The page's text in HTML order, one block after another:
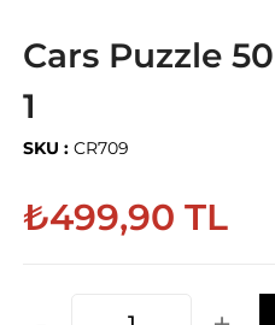
Cars Puzzle
1
SKU : CR709
₺499,90 TL